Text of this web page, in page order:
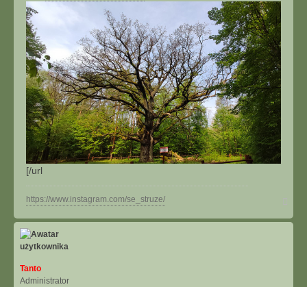
[/url
https://www.instagram.com/se_struze/
g
Tanto
Administrator